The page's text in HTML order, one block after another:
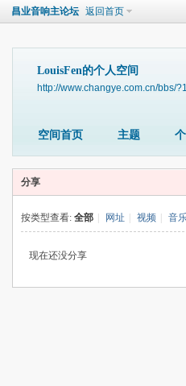
昌业音响主论坛 返回首页
LouisFen的个人空间
http://www.changye.com.cn/bbs/
空间首页 主题
分享
按类型查看: 全部 网址 视频 音
现在还没分享